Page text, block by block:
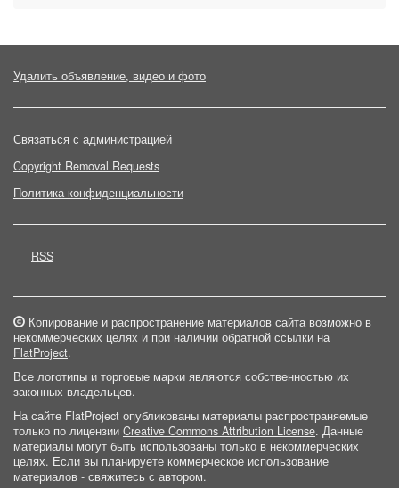
Удалить объявление, видео и фото
Связаться с администрацией
Copyright Removal Requests
Политика конфиденциальности
RSS
Копирование и распространение материалов сайта возможно в
некоммерческих целях и при наличии обратной ссылки на
FlatProject.
Все логотипы и торговые марки являются собственностью их
законных владельцев.
На сайте FlatProject опубликованы материалы распространяемые
только по лицензии Creative Commons Attribution License. Данные
материалы могут быть использованы только в некоммерческих
целях. Если вы планируете коммерческое использование
материалов - свяжитесь с автором.